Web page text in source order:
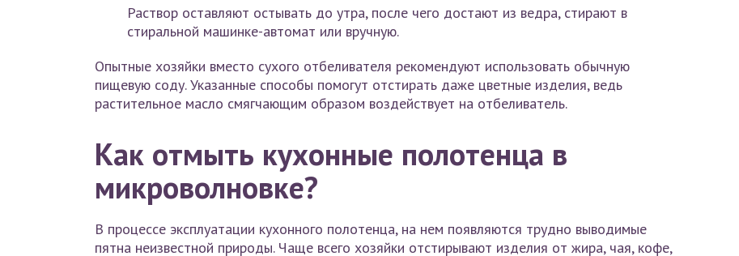
Раствор оставляют остывать до утра, после чего достают из ведра, стирают в
стиральной машинке-автомат или вручную.
Опытные хозяйки вместо сухого отбеливателя рекомендуют использовать обычную
пищевую соду. Указанные способы помогут отстирать даже цветные изделия, ведь
растительное масло смягчающим образом воздействует на отбеливатель.
Как отмыть кухонные полотенца в
микроволновке?
В процессе эксплуатации кухонного полотенца, на нем появляются трудно выводимые
пятна неизвестной природы. Чаще всего хозяйки отстирывают изделия от жира, чая, кофе,